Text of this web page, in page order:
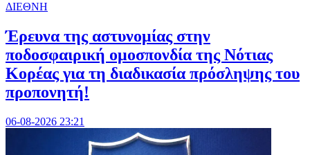
ΔΙΕΘΝΗ
Έρευνα της αστυνομίας στην
ποδοσφαιρική ομοσπονδία της Νότιας
Κορέας για τη διαδικασία πρόσληψης του
προπονητή!
06-08-2026 23:21